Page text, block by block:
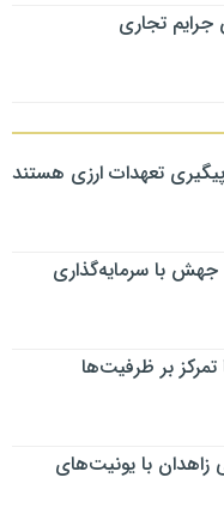
تجاری
تعهدات ارزی هستند
با سرمایه‌گذاری
بر ظرفیت‌ها
زاهدان با یونیت‌های